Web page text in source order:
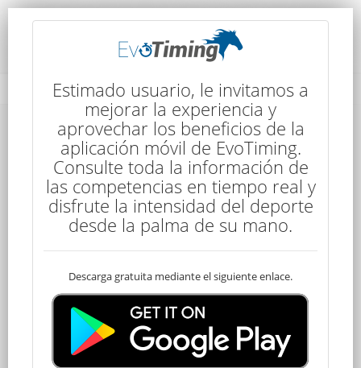
Rendimiento del Competidor
74
EMANUEL DIAZ
Descalificado
50 kms
Estimado usuario, le invitamos a
mejorar la experiencia y
aprovechar los beneficios de la
aplicación móvil de EvoTiming.
Consulte toda la información de
las competencias en tiempo real y
disfrute la intensidad del deporte
desde la palma de su mano.
Descarga gratuita mediante el siguiente enlace.